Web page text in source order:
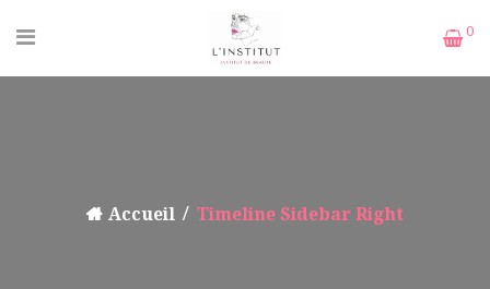
0
Accueil Timeline Sidebar Right